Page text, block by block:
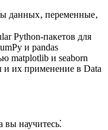
данных‚ переменные‚
Python-пакетов для
и pandas
matplotlib и seaborn
и их применение в Data
вы научитесь⁚